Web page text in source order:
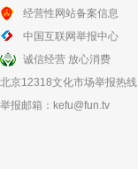
经营性网站备案信息
中国互联网举报中心
诚信经营 放心消费
北京12318文化市场举报热线
举报邮箱： kefu@fun.tv